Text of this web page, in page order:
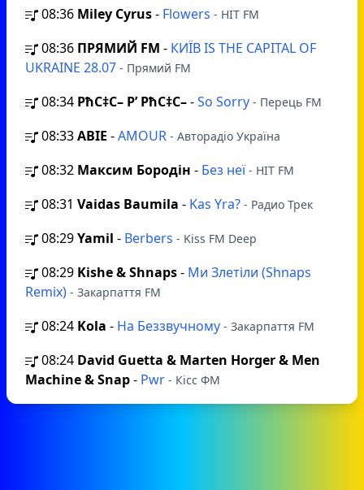
08:36 Miley Cyrus- Flowers - HIT FM
08:36 ПРЯМИЙ FM - КИЇВ IS THE CAPITAL OF
UKRAINE 28.07 - Прямий FM
08:34 РћС‡С– Р’ РћС‡С–-So Sorry - Перець FM
08:33ABIE -AMOUR - Авторадіо Україна
08:32 Максим Бородін - Без неї- HIT FM
08:31 Vaidas Baumila - Kas Yra? - Радио Трек
08:29Yamil - Berbers - Kiss FM Deep
08:29 Kishe & Shnaps- Ми Злетіли (Shnaps
Remix) - Закарпаття FM
08:24 Kola - На Беззвучному - Закарпаття FM
08:24 David Guetta & Marten Horger & Men
Machine & Snap- Pwr - Кісс ФМ